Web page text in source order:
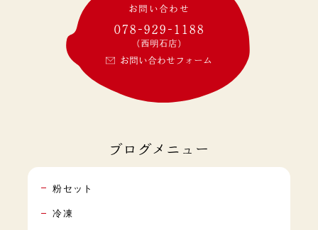
お問い合わせ
078-929-1188
(西明石店)
お問い合わせフォーム
ブログメニュー
粉セット
冷凍